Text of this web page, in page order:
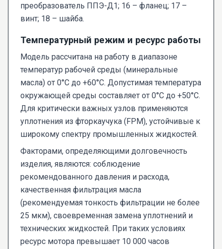
преобразователь ППЭ-Д1; 16 – фланец; 17 –
винт; 18 – шайба.
Температурный режим и ресурс работы
Модель рассчитана на работу в диапазоне
температур рабочей среды (минеральные
масла) от 0°C до +60°C. Допустимая температура
окружающей среды составляет от 0°C до +50°C.
Для критически важных узлов применяются
уплотнения из фторкаучука (FPM), устойчивые к
широкому спектру промышленных жидкостей.
Факторами, определяющими долговечность
изделия, являются: соблюдение
рекомендованного давления и расхода,
качественная фильтрация масла
(рекомендуемая тонкость фильтрации не более
25 мкм), своевременная замена уплотнений и
технических жидкостей. При таких условиях
ресурс мотора превышает 10 000 часов